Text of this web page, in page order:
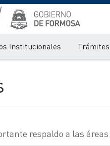
Institucionales
respaldo a las